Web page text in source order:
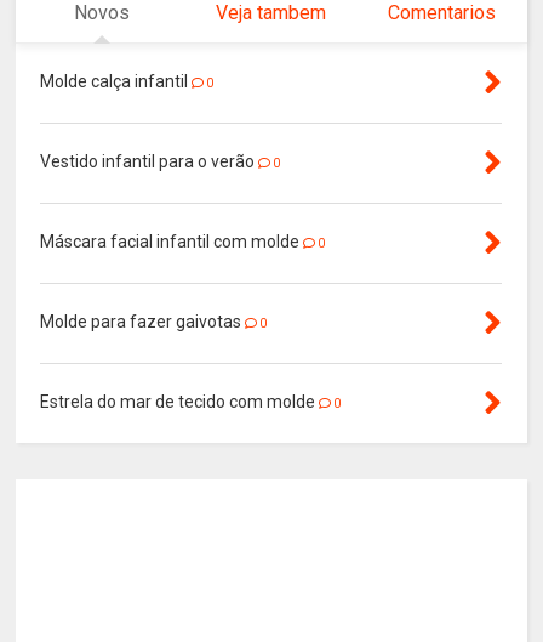
Novos Veja tambem Comentarios
Molde calça infantil 0
Vestido infantil para o verão 0
Máscara facial infantil com molde 0
Molde para fazer gaivotas 0
Estrela do mar de tecido com molde 0